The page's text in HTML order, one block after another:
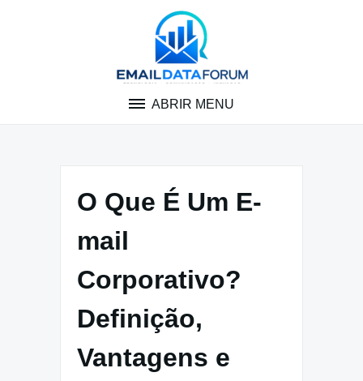
ABRIR MENU
O Que É Um E-
mail
Corporativo?
Definição,
Vantagens e